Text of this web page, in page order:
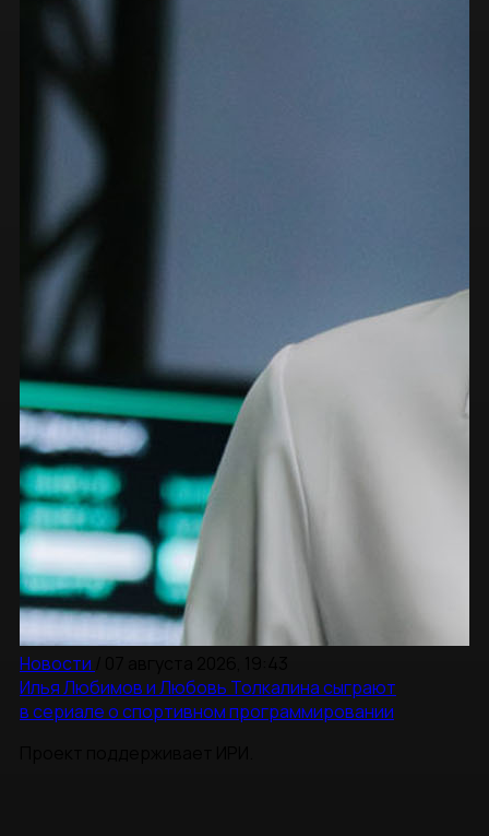
Новости
Илья Любимов и Любовь Толкалина сыграют
в сериале о спортивном программировании